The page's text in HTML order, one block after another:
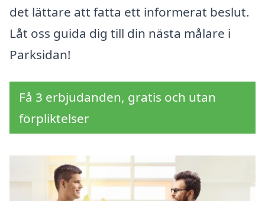
det lättare att fatta ett informerat beslut.
Låt oss guida dig till din nästa målare i
Parksidan!
Få 3 erbjudanden, gratis och utan
förpliktelser